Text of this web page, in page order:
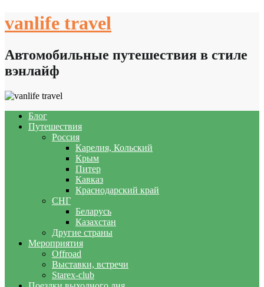
to
vanlife travel
Автомобильные путешествия в стиле
вэнлайф
Блог
Путешествия
Россия
Карелия, Кольский
Крым
Питер
Кавказ
Краснодарский край
СНГ
Беларусь
Казахстан
Другие страны
Мероприятия
Offroad
Выставки, встречи
Starex-club